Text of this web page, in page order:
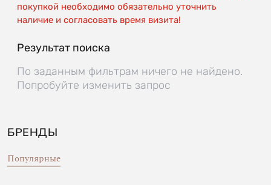
покупкой необходимо обязательно уточнить
наличие и согласовать время визита!
Результат поиска
По заданным фильтрам ничего не найдено.
Попробуйте изменить запрос
БРЕНДЫ
Популярные